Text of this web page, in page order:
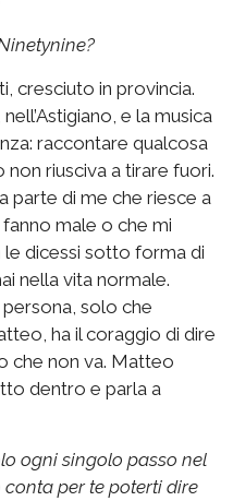
cresciuto in provincia.
e la musica
raccontare qualcosa
riusciva a tirare fuori.
parte di me che riesce a
male o che mi
dicessi sotto forma di
nella vita normale.
solo che
ha il coraggio di dire
che non va. Matteo
dentro e parla a
ogni singolo passo nel
per te poterti dire